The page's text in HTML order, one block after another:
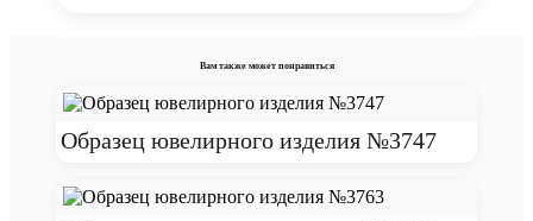
Вам также может понравиться
Образец ювелирного изделия №3747